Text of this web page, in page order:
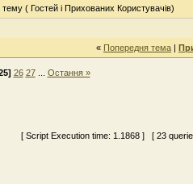
( Гостей і Прихованих Користувачів)
« Попередня тема |
26 27... Остання »
[ Script Execution time: 1.1868 ] [ 23